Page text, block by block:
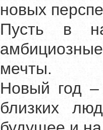
новых
Пусть в
мечты.
Новый год –
близких